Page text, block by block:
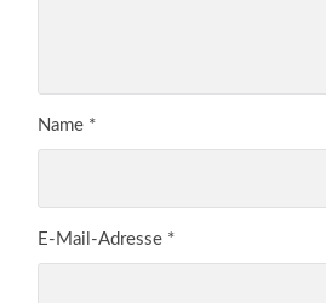
Name *
E-Mail-Adresse *